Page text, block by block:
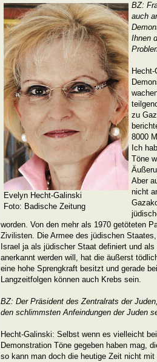
Evelyn Hecht-Galinski
Foto: Badische Zeitung
BZ:
auch
Ihnen
zu
8000
Ich
Töne
Aber
nicht
worden. Von den mehr als 1970 getöteten
Zivilisten. Die Armee des jüdischen
Israel ja als jüdischer Staat definiert und
anerkannt werden will, hat die äußerst
eine hohe Sprengkraft besitzt und gerade
Langzeitfolgen können auch Krebs sein.
BZ: Der Präsident des Zentralrats der
den schlimmsten Anfeindungen der Juden
Hecht-Galinski: Selbst wenn es vielleicht
Demonstration Töne gegeben haben mag,
so kann man doch die heutige Zeit nicht